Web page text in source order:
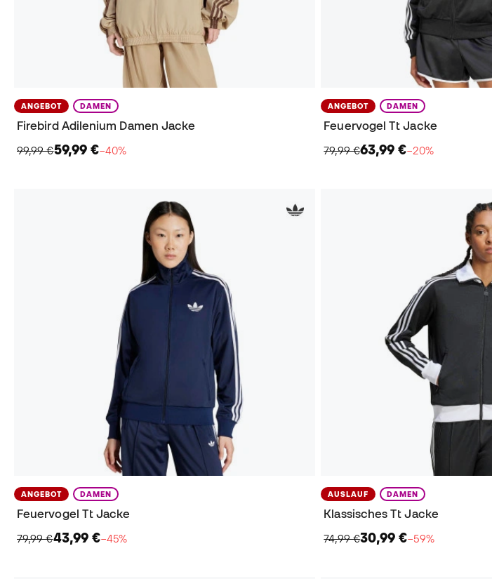
ANGEBOT DAMEN
Firebird Adilenium Damen Jacke
99,99 €59,99 €−40%
ANGEBOT DAMEN
Feuervogel Tt Jacke
79,99 €63,99 €−20%
ANGEBOT DAMEN
Feuervogel Tt Jacke
79,99 €43,99 €−45%
AUSLAUF DAMEN
Klassisches Tt Jacke
74,99 €30,99 €−59%